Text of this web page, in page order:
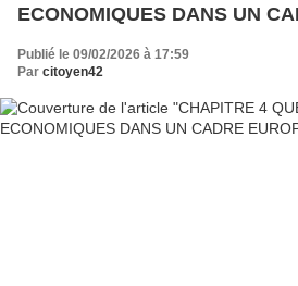
ECONOMIQUES DANS UN
Publié le 09/02/2026 à 17:59
Par citoyen42